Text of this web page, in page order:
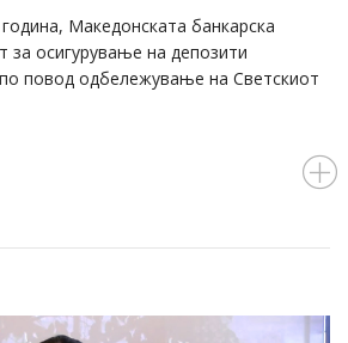
Македонската банкарска
за осигурување на депозити
повод одбележување на Светскиот